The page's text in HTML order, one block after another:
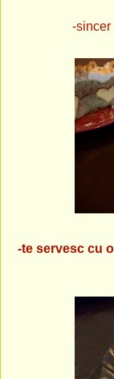
-sincer
-te servesc cu